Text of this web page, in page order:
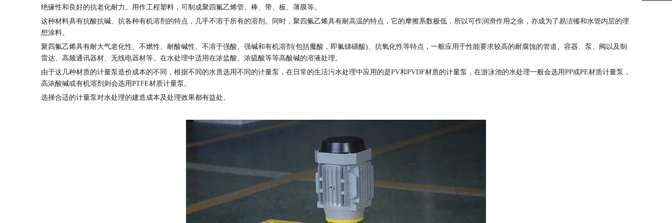
绝缘性和良好的抗老化耐力。用作工程塑料，可制成聚四氟乙烯管、棒、带、板、薄膜等。
这种材料具有抗酸抗碱、抗各种有机溶剂的特点，几乎不溶于所有的溶剂。同时，聚四氟乙烯具有耐高温的特点，它的摩擦系数极低，所以可作润滑作用之余，亦成为了易洁镬和水管内层的理
想涂料。
聚四氟乙烯具有耐大气老化性、不燃性、耐酸碱性、不溶于强酸、强碱和有机溶剂(包括魔酸，即氟锑磺酸)、抗氧化性等特点，一般应用于性能要求较高的耐腐蚀的管道、容器、泵、阀以及制
雷达、高频通讯器材、无线电器材等。在水处理中适用在浓盐酸、浓硫酸等等高酸碱的溶液处理。
由于这几种材质的计量泵造价成本的不同，根据不同的水质选用不同的计量泵，在日常的生活污水处理中应用的是PV和PVDF材质的计量泵，在游泳池的水处理一般会选用PP或PE材质计量泵，
高浓酸碱或有机溶剂则会选用PTFE材质计量泵。
选择合适的计量泵对水处理的建造成本及处理效果都有益处。